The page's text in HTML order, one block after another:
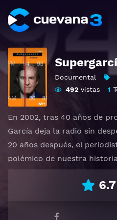
Documental
492 vistas 1
En 2002, tras 40 años de
García deja la radio sin
20 años después, el
polémico de nuestra
para enfrentarse cara a
recordar y analizar los
María García aglutinó
6.7